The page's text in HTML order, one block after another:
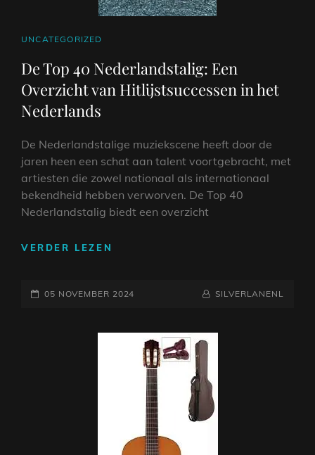
CAT
UNCATEGORIZED
De Top 40 Nederlandstalig: Een
Overzicht van Hitlijstsuccessen in het
Nederlands
De Nederlandstalige muziekscene heeft door de
jaren heen een schat aan talent voortgebracht, met
artiesten die zowel nationaal als internationaal
bekendheid hebben verworven. De Top 40
Nederlandstalig biedt een overzicht
VERDER LEZEN
NEDERLANDSTALIG:
HITLIJSTSUCCESSEN
NEDERLANDS
GEPLAATST
05 NOVEMBER 2024 NAAMREGEL
BYLINE
SILVERLANENL